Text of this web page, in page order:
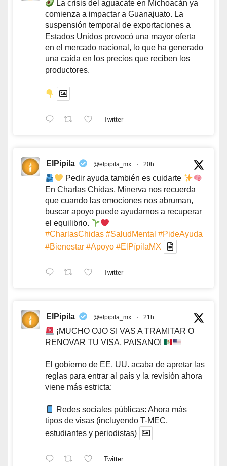
La crisis del aguacate en Michoacán ya
comienza a impactar a Guanajuato. La
suspensión temporal de exportaciones a
Estados Unidos provocó una mayor oferta
en el mercado nacional, lo que ha generado
una caída en los precios que reciben los
productores.
Twitter
ElPipila @elpipila_mx · 20h
Pedir ayuda también es cuidarte
En Charlas Chidas, Minerva nos recuerda
que cuando las emociones nos abruman,
buscar apoyo puede ayudarnos a recuperar
el equilibrio.
#CharlasChidas #SaludMental #PideAyuda
#Bienestar #Apoyo #ElPípilaMX
Twitter
ElPipila @elpipila_mx · 21h
¡MUCHO OJO SI VAS A TRAMITAR O
RENOVAR TU VISA, PAISANO!
El gobierno de EE. UU. acaba de apretar las
reglas para entrar al país y la revisión ahora
viene más estricta:
Redes sociales públicas: Ahora más
tipos de visas (incluyendo T-MEC,
estudiantes y periodistas)
Twitter